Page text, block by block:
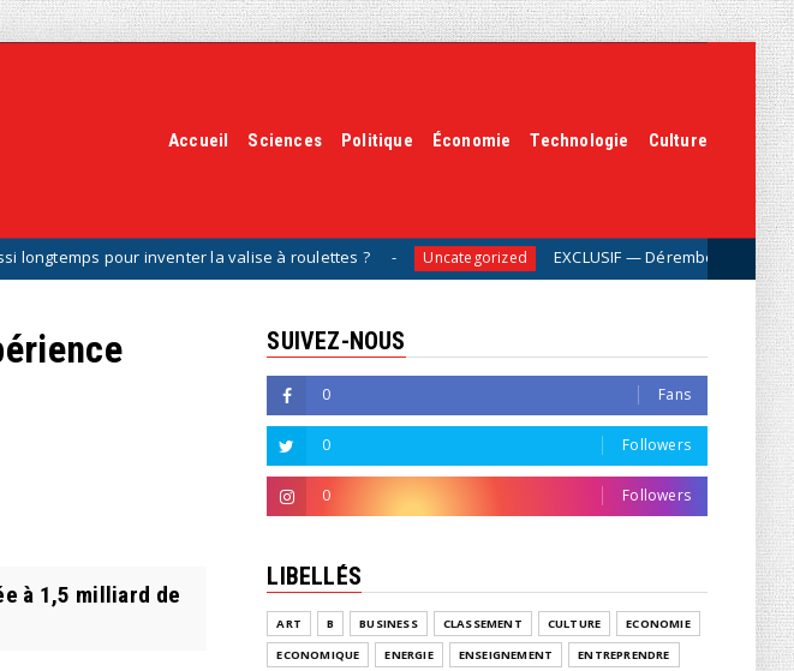
Accueil Sciences Politique Économie Technologie Culture
inventer la valise à roulettes ? Uncategorized EXCLUSIF — Déremboursements, franchises
à 1,5 milliard de
SUIVEZ-NOUS
0 Fans
0 Followers
0 Followers
LIBELLÉS
ART B BUSINESS CLASSEMENT CULTURE
ECONOMIE
ECONOMIQUE
ENERGIE ENSEIGNEMENT
ENTREPRENDRE